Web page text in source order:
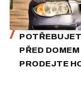
PŘED
PRODEJTE